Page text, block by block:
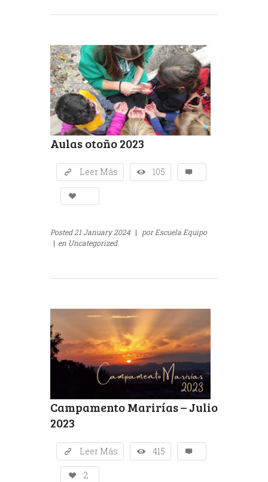
Aulas otoño 2023
Leer Más 105
Posted21 January 2024 | porEscuela Equipo
| en Uncategorized
Campamento Marirías – Julio
2023
Leer Más 415
2